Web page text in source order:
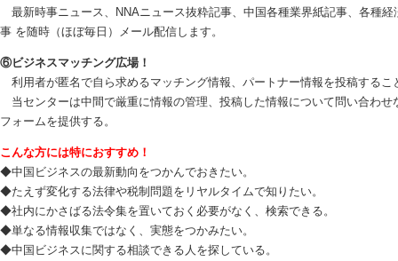
最新時事ニュース、NNAニュース抜粋記事、中国各種業界紙記事、各種
事 を随時（ほぼ毎日）メール配信します。
⑥ビジネスマッチング広場！
利用者が匿名で自ら求めるマッチング情報、パートナー情報を投稿するこ
当センターは中間で厳重に情報の管理、投稿した情報について問い合わせ
フォームを提供する。
こんな方には特におすすめ！
◆中国ビジネスの最新動向をつかんでおきたい。
◆たえず変化する法律や税制問題をリヤルタイムで知りたい。
◆社内にかさばる法令集を置いておく必要がなく、検索できる。
◆単なる情報収集ではなく、実態をつかみたい。
◆中国ビジネスに関する相談できる人を探している。